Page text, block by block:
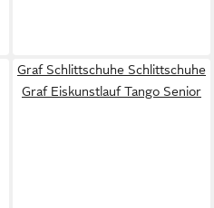
Graf Schlittschuhe Schlittschuhe
Graf Eiskunstlauf Tango Senior